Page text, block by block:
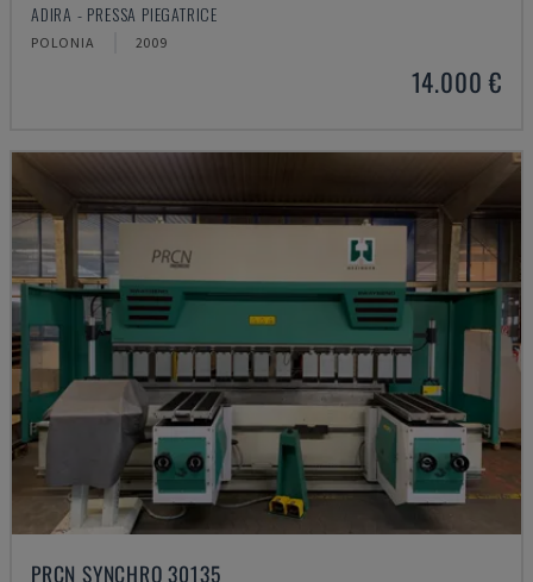
ADIRA - PRESSA PIEGATRICE
POLONIA 2009
14.000 €
PRCN SYNCHRO 30135